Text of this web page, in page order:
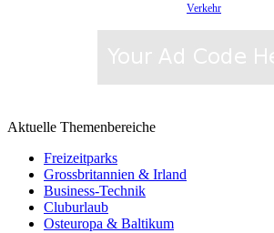
Verkehr
Aktuelle Themenbereiche
Freizeitparks
Grossbritannien & Irland
Business-Technik
Cluburlaub
Osteuropa & Baltikum